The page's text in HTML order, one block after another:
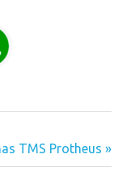
TMS Protheus